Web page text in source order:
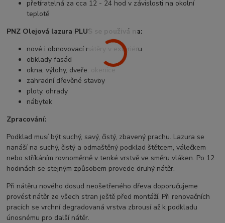
přetíratelná za cca 12 - 24 hod v závislosti na okolní
teplotě
PNZ Olejová lazura PLUS se použivá na:
nové i obnovovací nátěry v exteriéru
obklady fasád
okna, výlohy, dveře, okenice
zahradní dřevěné stavby
ploty, ohrady
nábytek
Zpracování:
Podklad musí být suchý, savý, čistý, zbavený prachu. Lazura se
nanáší na suchý, čistý a odmaštěný podklad štětcem, válečkem
nebo stříkáním rovnoměrně v tenké vrstvě ve směru vláken. Po 12
hodinách se stejným způsobem provede druhý nátěr.
Při nátěru nového dosud neošetřeného dřeva doporučujeme
provést nátěr ze všech stran ještě před montáží. Při renovačních
pracích se vrchní degradovaná vrstva zbrousí až k podkladu
únosnému pro další nátěr.